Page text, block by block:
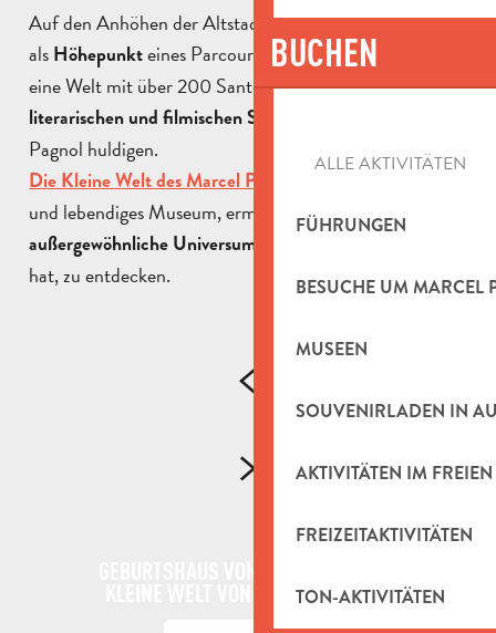
BUCHEN
ALLE AKTIVITÄTEN
FÜHRUNGEN
BESUCHE UM MARCEL
MUSEEN
SOUVENIRLADEN IN
AKTIVITÄTEN IM FREIEN
FREIZEITAKTIVITÄTEN
TON-AKTIVITÄTEN
Auf den Anhöhen der Altstadt von Aubagne können Sie
als Höhepunkteines Parcours aus Geschichte und Ton
eine Welt mit über 200 Santons entdecken, die dem
literarischen und filmischen Schaffen
Pagnol huldigen.
Die Kleine Welt des Marcel Pagnol
, ein spielerisches
und lebendiges Museum, ermöglicht es, dieses
außergewöhnliche Universum
hat, zu entdecken.
KLEINE WELT VON MARCEL PAGNOL